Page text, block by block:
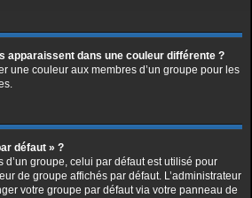
apparaissent dans une couleur différente ?
une couleur aux membres d’un groupe pour les
défaut » ?
d’un groupe, celui par défaut est utilisé pour
de groupe affichés par défaut. L’administrateur
votre groupe par défaut via votre panneau de